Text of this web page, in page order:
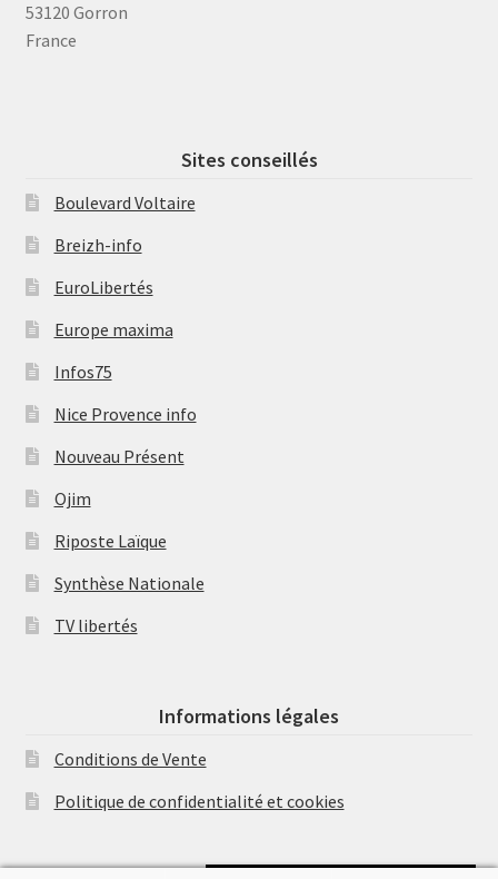
53120 Gorron
France
Sites conseillés
Boulevard Voltaire
Breizh-info
EuroLibertés
Europe maxima
Infos75
Nice Provence info
Nouveau Présent
Ojim
Riposte Laïque
Synthèse Nationale
TV libertés
Informations légales
Conditions de Vente
Politique de confidentialité et cookies